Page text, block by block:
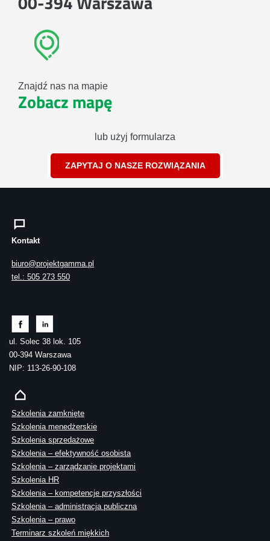
Znajdź nas na mapie
Zobacz mapę
lub użyj formularza
ZAPYTAJ O NASZE ROZWIĄZANIA
Kontakt
biuro@projektgamma.pl
tel.: 505 273 550
ul. Solec 38 lok. 105
00-394 Warszawa
NIP: 113-26-90-108
Szkolenia zamknięte
Szkolenia menedżerskie
Szkolenia sprzedażowe
Szkolenia – efektywność osobista
Szkolenia – zarządzanie projektami
Szkolenia HR
Szkolenia – kompetencje przyszłości
Szkolenia – administracja publiczna
Szkolenia – prawo
Terminarz szkoleń miękkich